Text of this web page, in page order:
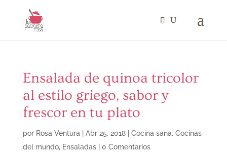
Ensalada de quinoa tricolor
al estilo griego, sabor y
frescor en tu plato
por Rosa Ventura Abr 25, 2018| Cocina sana, Cocinas
del mundo, Ensaladas| 0 Comentarios